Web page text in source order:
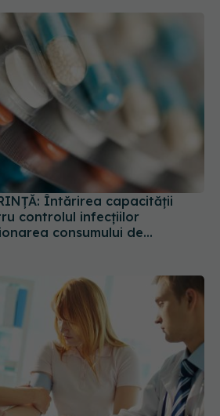
controlul infecțiilor
consumului de